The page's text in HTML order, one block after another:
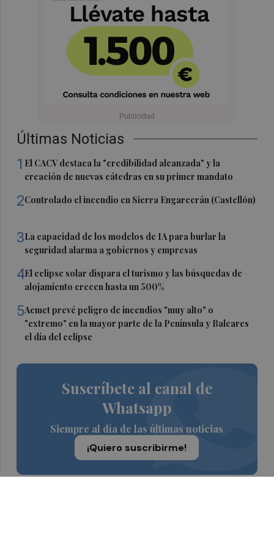
Últimas Noticias
1 El CACV destaca la "credibilidad alcanzada" y la
creación de nuevas cátedras en su primer mandato
2Controlado el incendio en Sierra Engarcerán (Castellón)
3La capacidad de los modelos de IA para burlar la
seguridad alarma a gobiernos y empresas
4El eclipse solar dispara el turismo y las búsquedas de
alojamiento crecen hasta un 500%
5Aemet prevé peligro de incendios "muy alto" o
"extremo" en la mayor parte de la Península y Baleares
el día del eclipse
Suscríbete al canal de
Whatsapp
Siempre al día de las últimas noticias
¡Quiero suscribirme!